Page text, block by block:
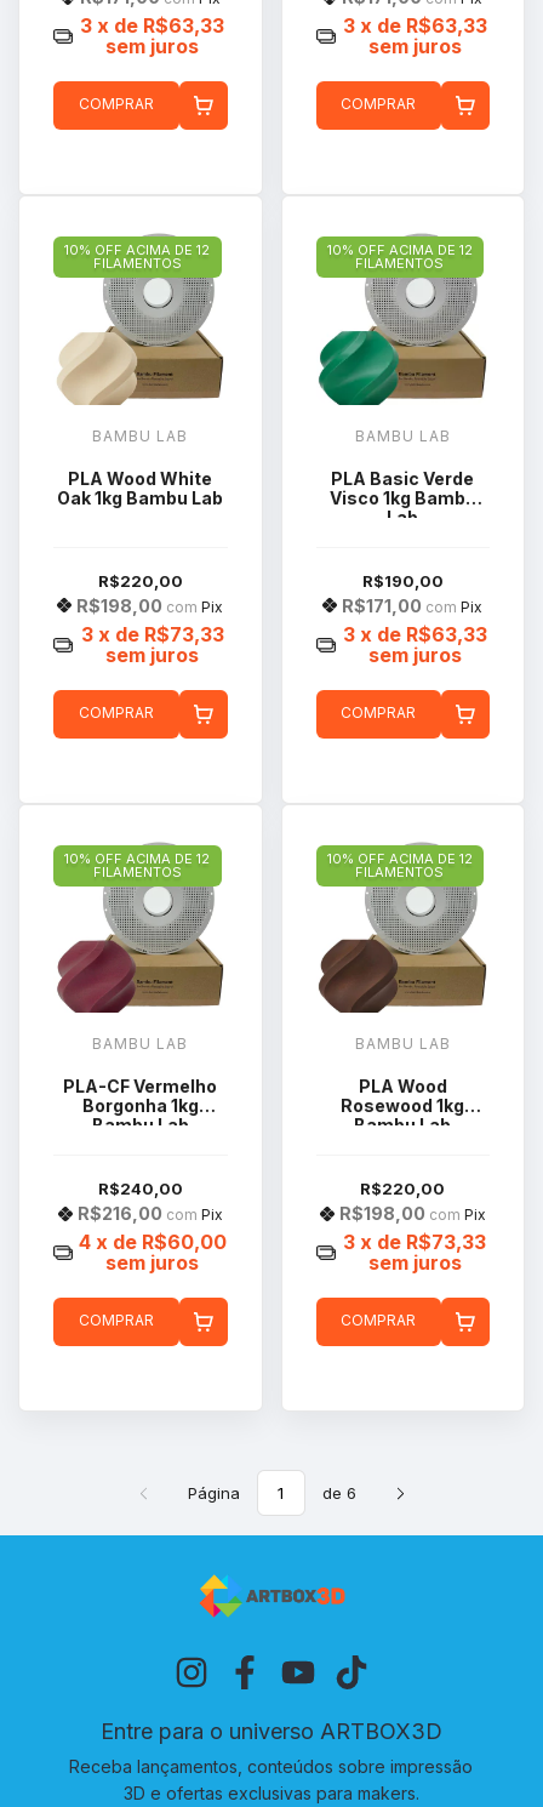
3 x de R$63,33
sem juros
COMPRAR
3 x de R$63,33
sem juros
COMPRAR
10% OFF ACIMA DE 12
FILAMENTOS
BAMBU LAB
PLA Wood White
Oak 1kg Bambu Lab
R$220,00
R$198,00 com Pix
3 x de R$73,33
sem juros
COMPRAR
10% OFF ACIMA DE 12
FILAMENTOS
BAMBU LAB
PLA Basic Verde
Visco 1kg Bambu
Lab
R$190,00
R$171,00 com Pix
3 x de R$63,33
sem juros
COMPRAR
10% OFF ACIMA DE 12
FILAMENTOS
BAMBU LAB
PLA-CF Vermelho
Borgonha 1kg
Bambu Lab
R$240,00
R$216,00 com Pix
4 x de R$60,00
sem juros
COMPRAR
10% OFF ACIMA DE 12
FILAMENTOS
BAMBU LAB
PLA Wood
Rosewood 1kg
Bambu Lab
R$220,00
R$198,00 com Pix
3 x de R$73,33
sem juros
COMPRAR
Página de 6
Entre para o universo ARTBOX3D
Receba lançamentos, conteúdos sobre impressão
3D e ofertas exclusivas para makers.